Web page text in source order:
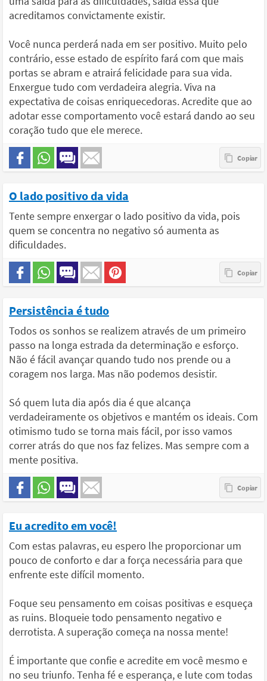
acreditamos convictamente existir.
Você nunca perderá nada em ser positivo. Muito pelo
contrário, esse estado de espírito fará com que mais
portas se abram e atrairá felicidade para sua vida.
Enxergue tudo com verdadeira alegria. Viva na
expectativa de coisas enriquecedoras. Acredite que ao
adotar esse comportamento você estará dando ao seu
coração tudo que ele merece.
O lado positivo da vida
Tente sempre enxergar o lado positivo da vida, pois
quem se concentra no negativo só aumenta as
dificuldades.
Persistência é tudo
Todos os sonhos se realizem através de um primeiro
passo na longa estrada da determinação e esforço.
Não é fácil avançar quando tudo nos prende ou a
coragem nos larga. Mas não podemos desistir.
Só quem luta dia após dia é que alcança
verdadeiramente os objetivos e mantém os ideais. Com
otimismo tudo se torna mais fácil, por isso vamos
correr atrás do que nos faz felizes. Mas sempre com a
mente positiva.
Eu acredito em você!
Com estas palavras, eu espero lhe proporcionar um
pouco de conforto e dar a força necessária para que
enfrente este difícil momento.
Foque seu pensamento em coisas positivas e esqueça
as ruins. Bloqueie todo pensamento negativo e
derrotista. A superação começa na nossa mente!
É importante que confie e acredite em você mesmo e
no seu triunfo. Tenha fé e esperança, e lute com todas